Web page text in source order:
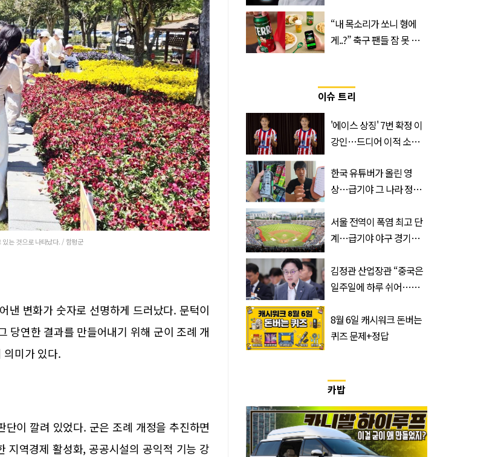
는 것으로 나타났다. / 함평군
낸 변화가 숫자로 선명하게 드러났다. 문턱이
당연한 결과를 만들어내기 위해 군이 조례 개
의미가 있다.
이 깔려 있었다. 군은 조례 개정을 추진하면
지역경제 활성화, 공공시설의 공익적 기능 강
“내 목소리가 쏘니 형에
게..?” 축구 팬들 잠 못 들
이슈 트리
'에이스 상징' 7번 확정 이
강인…드디어 이적 소감
한국 유튜버가 올린 영
상…급기야 그 나라 정부
서울 전역이 폭염 최고 단
계…급기야 야구 경기까
김정관 산업장관 “중국은
일주일에 하루 쉬어…주
8월 6일 캐시워크 돈버는
퀴즈 문제+정답
카밥